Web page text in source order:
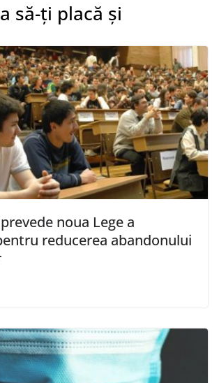
să-ți placă și
noua Lege a
reducerea abandonului